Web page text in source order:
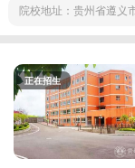
院校地址：贵州省遵义
正在招生